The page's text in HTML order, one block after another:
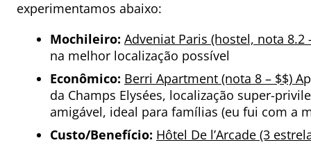
experimentamos abaixo:
Mochileiro: Adveniat Paris (hostel, nota 8.2
na melhor localização possível
Econômico: Berri Apartment (nota 8 – $$) A
da Champs Elysées, localização super-
amigável, ideal para famílias (eu fui com a
Custo/Benefício: Hôtel De l’Arcade (3